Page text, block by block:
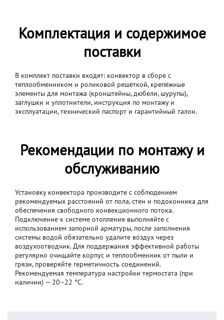
Комплектация и содержимое
поставки
В комплект поставки входят: конвектор в сборе с
теплообменником и роликовой решёткой, крепёжные
элементы для монтажа (кронштейны, дюбели, шурупы),
заглушки и уплотнители, инструкция по монтажу и
эксплуатации, технический паспорт и гарантийный талон.
Рекомендации по монтажу и
обслуживанию
Установку конвектора производите с соблюдением
рекомендуемых расстояний от пола, стен и подоконника для
обеспечения свободного конвекционного потока.
Подключение к системе отопления выполняйте с
использованием запорной арматуры, после заполнения
системы водой обязательно удалите воздух через
воздухоотводчик. Для поддержания эффективной работы
регулярно очищайте корпус и теплообменник от пыли и
грязи, проверяйте герметичность соединений.
Рекомендуемая температура настройки термостата (при
наличии) — 20–22 °C.